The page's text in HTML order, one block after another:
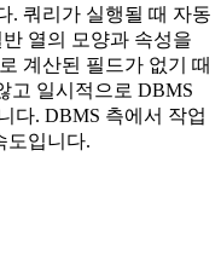
. 쿼리가 실행될 때 자동
열의 모양과 속성을
계산된 필드가 없기 때
고 일시적으로 DBMS
다. DBMS 측에서 작업
도입니다.